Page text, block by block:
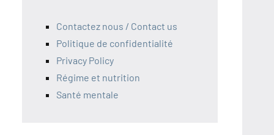
Contactez nous / Contact us
Politique de confidentialité
Privacy Policy
Régime et nutrition
Santé mentale